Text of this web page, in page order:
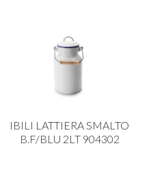
IBILI LATTIERA SMALTO
B.F/BLU 2LT 904302